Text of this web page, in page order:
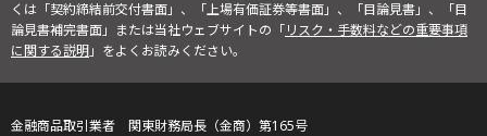
くは「契約締結前交付書面」、「上場有価証券等書面」、「目論見書」、「目
論見書補完書面」または当社ウェブサイトの「リスク・手数料などの重要事項
に関する説明」をよくお読みください。
金融商品取引業者 関東財務局長（金商）第165号